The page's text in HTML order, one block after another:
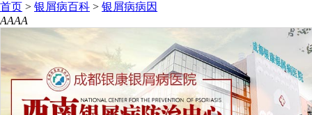
首页 > 银屑病百科 > 银屑病病因
AAAA